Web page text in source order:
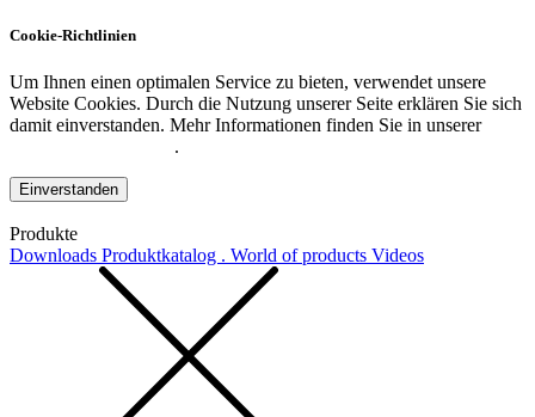
Cookie-Richtlinien
Um Ihnen einen optimalen Service zu bieten, verwendet unsere
Website Cookies. Durch die Nutzung unserer Seite erklären Sie sich
damit einverstanden. Mehr Informationen finden Sie in unserer
.
Einverstanden
Produkte
Downloads Produktkatalog . World of products Videos